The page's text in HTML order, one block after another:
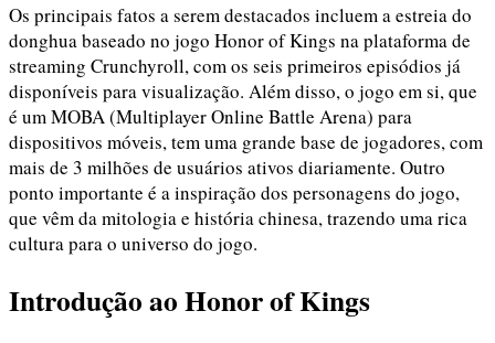
Os principais fatos a serem destacados incluem a estreia do
donghua baseado no jogo Honor of Kings na plataforma de
streaming Crunchyroll, com os seis primeiros episódios já
disponíveis para visualização. Além disso, o jogo em si, que
é um MOBA (Multiplayer Online Battle Arena) para
dispositivos móveis, tem uma grande base de jogadores, com
mais de 3 milhões de usuários ativos diariamente. Outro
ponto importante é a inspiração dos personagens do jogo,
que vêm da mitologia e história chinesa, trazendo uma rica
cultura para o universo do jogo.
Introdução ao Honor of Kings